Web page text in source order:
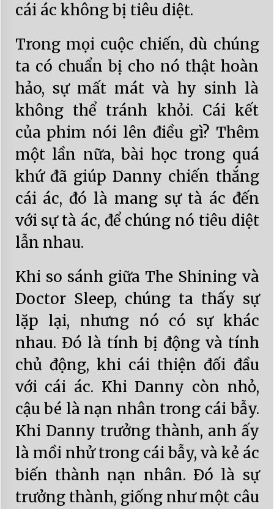
cái ác không bị tiêu diệt.
Trong mọi cuộc chiến, dù chúng
ta có chuẩn bị cho nó thật hoàn
hảo, sự mất mát và hy sinh là
không thể tránh khỏi. Cái kết
của phim nói lên điều gì? Thêm
một lần nữa, bài học trong quá
khứ đã giúp Danny chiến thắng
cái ác, đó là mang sự tà ác đến
với sự tà ác, để chúng nó tiêu diệt
lẫn nhau.
Khi so sánh giữa The Shining và
Doctor Sleep, chúng ta thấy sự
lặp lại, nhưng nó có sự khác
nhau. Đó là tính bị động và tính
chủ động, khi cái thiện đối đầu
với cái ác. Khi Danny còn nhỏ,
cậu bé là nạn nhân trong cái bẫy.
Khi Danny trưởng thành, anh ấy
là mồi nhử trong cái bẫy, và kẻ ác
biến thành nạn nhân. Đó là sự
trưởng thành, giống như một câu